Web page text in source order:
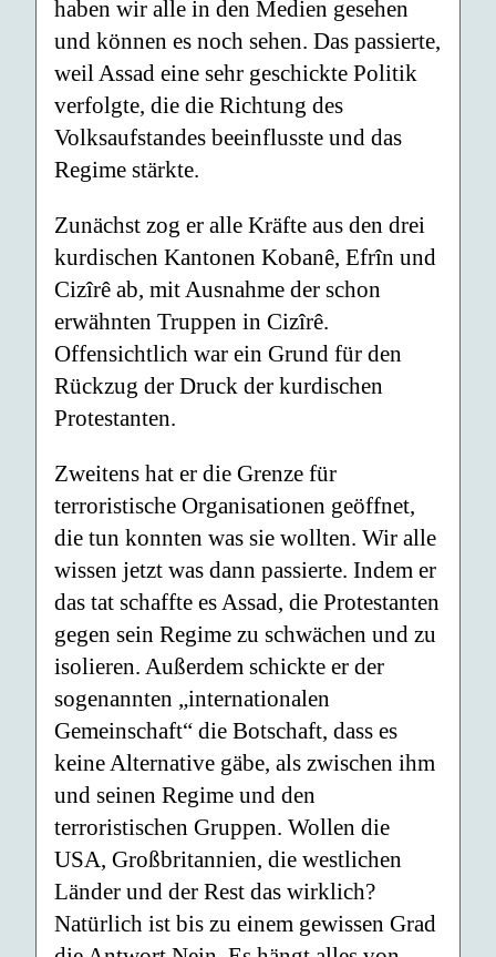
haben wir alle in den Medien gesehen
und können es noch sehen. Das passierte,
weil Assad eine sehr geschickte Politik
verfolgte, die die Richtung des
Volksaufstandes beeinflusste und das
Regime stärkte.
Zunächst zog er alle Kräfte aus den drei
kurdischen Kantonen Kobanê, Efrîn und
Cizîrê ab, mit Ausnahme der schon
erwähnten Truppen in Cizîrê.
Offensichtlich war ein Grund für den
Rückzug der Druck der kurdischen
Protestanten.
Zweitens hat er die Grenze für
terroristische Organisationen geöffnet,
die tun konnten was sie wollten. Wir alle
wissen jetzt was dann passierte. Indem er
das tat schaffte es Assad, die Protestanten
gegen sein Regime zu schwächen und zu
isolieren. Außerdem schickte er der
sogenannten „internationalen
Gemeinschaft“ die Botschaft, dass es
keine Alternative gäbe, als zwischen ihm
und seinen Regime und den
terroristischen Gruppen. Wollen die
USA, Großbritannien, die westlichen
Länder und der Rest das wirklich?
Natürlich ist bis zu einem gewissen Grad